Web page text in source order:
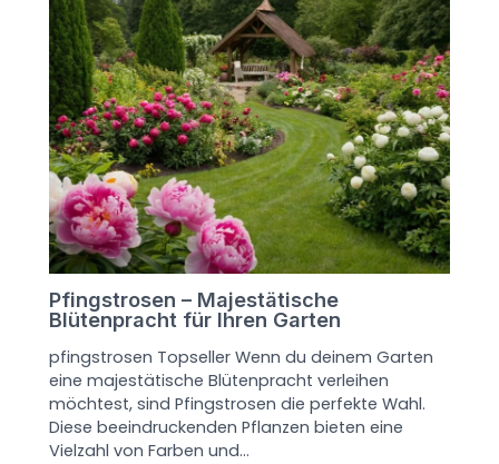
Pfingstrosen – Majestätische
Blütenpracht für Ihren Garten
pfingstrosen Topseller Wenn du deinem Garten
eine majestätische Blütenpracht verleihen
möchtest, sind Pfingstrosen die perfekte Wahl.
Diese beeindruckenden Pflanzen bieten eine
Vielzahl von Farben und…